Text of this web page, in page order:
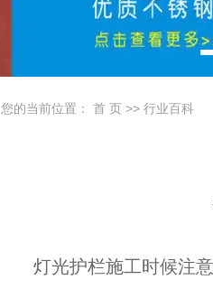
您的当前位置： 首 页 >> 行业百科
灯光护栏施工时候注